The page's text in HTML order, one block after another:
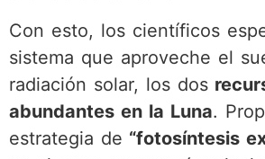
Con esto, los científicos
sistema que aproveche el
radiación solar, los dos
abundantes en la Luna.
estrategia de “fotosíntesis